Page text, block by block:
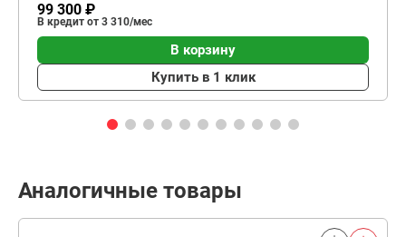
99 300 ₽
В кредит от 3 310/мес
В корзину
Купить в 1 клик
Аналогичные товары